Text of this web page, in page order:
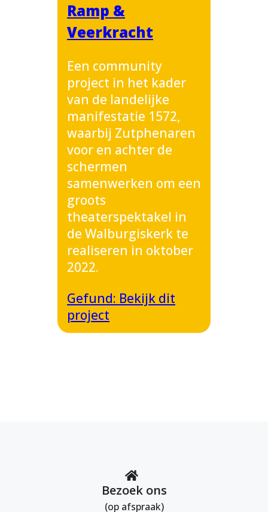
Ramp &
Veerkracht
Een community
project in het kader
van de landelijke
manifestatie 1572,
waarbij Zutphenaren
voor en achter de
schermen
samenwerken om een
groots
theaterspektakel in
de Walburgiskerk te
realiseren in oktober
2022.
Gefund: Bekijk dit
project
Bezoek ons
(op afspraak)